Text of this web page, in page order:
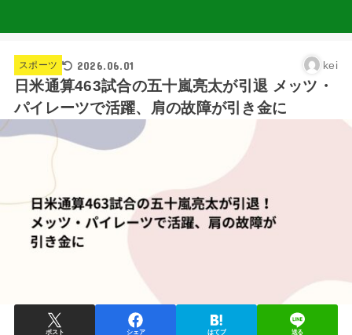
スポーツ 2026.06.01 kei
日米通算463試合の五十嵐亮太が引退 メッツ・
パイレーツで活躍、肩の故障が引き金に
ポスト シェア はてブ 送る